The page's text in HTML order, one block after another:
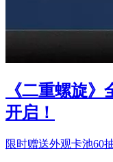
《二重螺旋
开启！
限时赠送外观卡池60